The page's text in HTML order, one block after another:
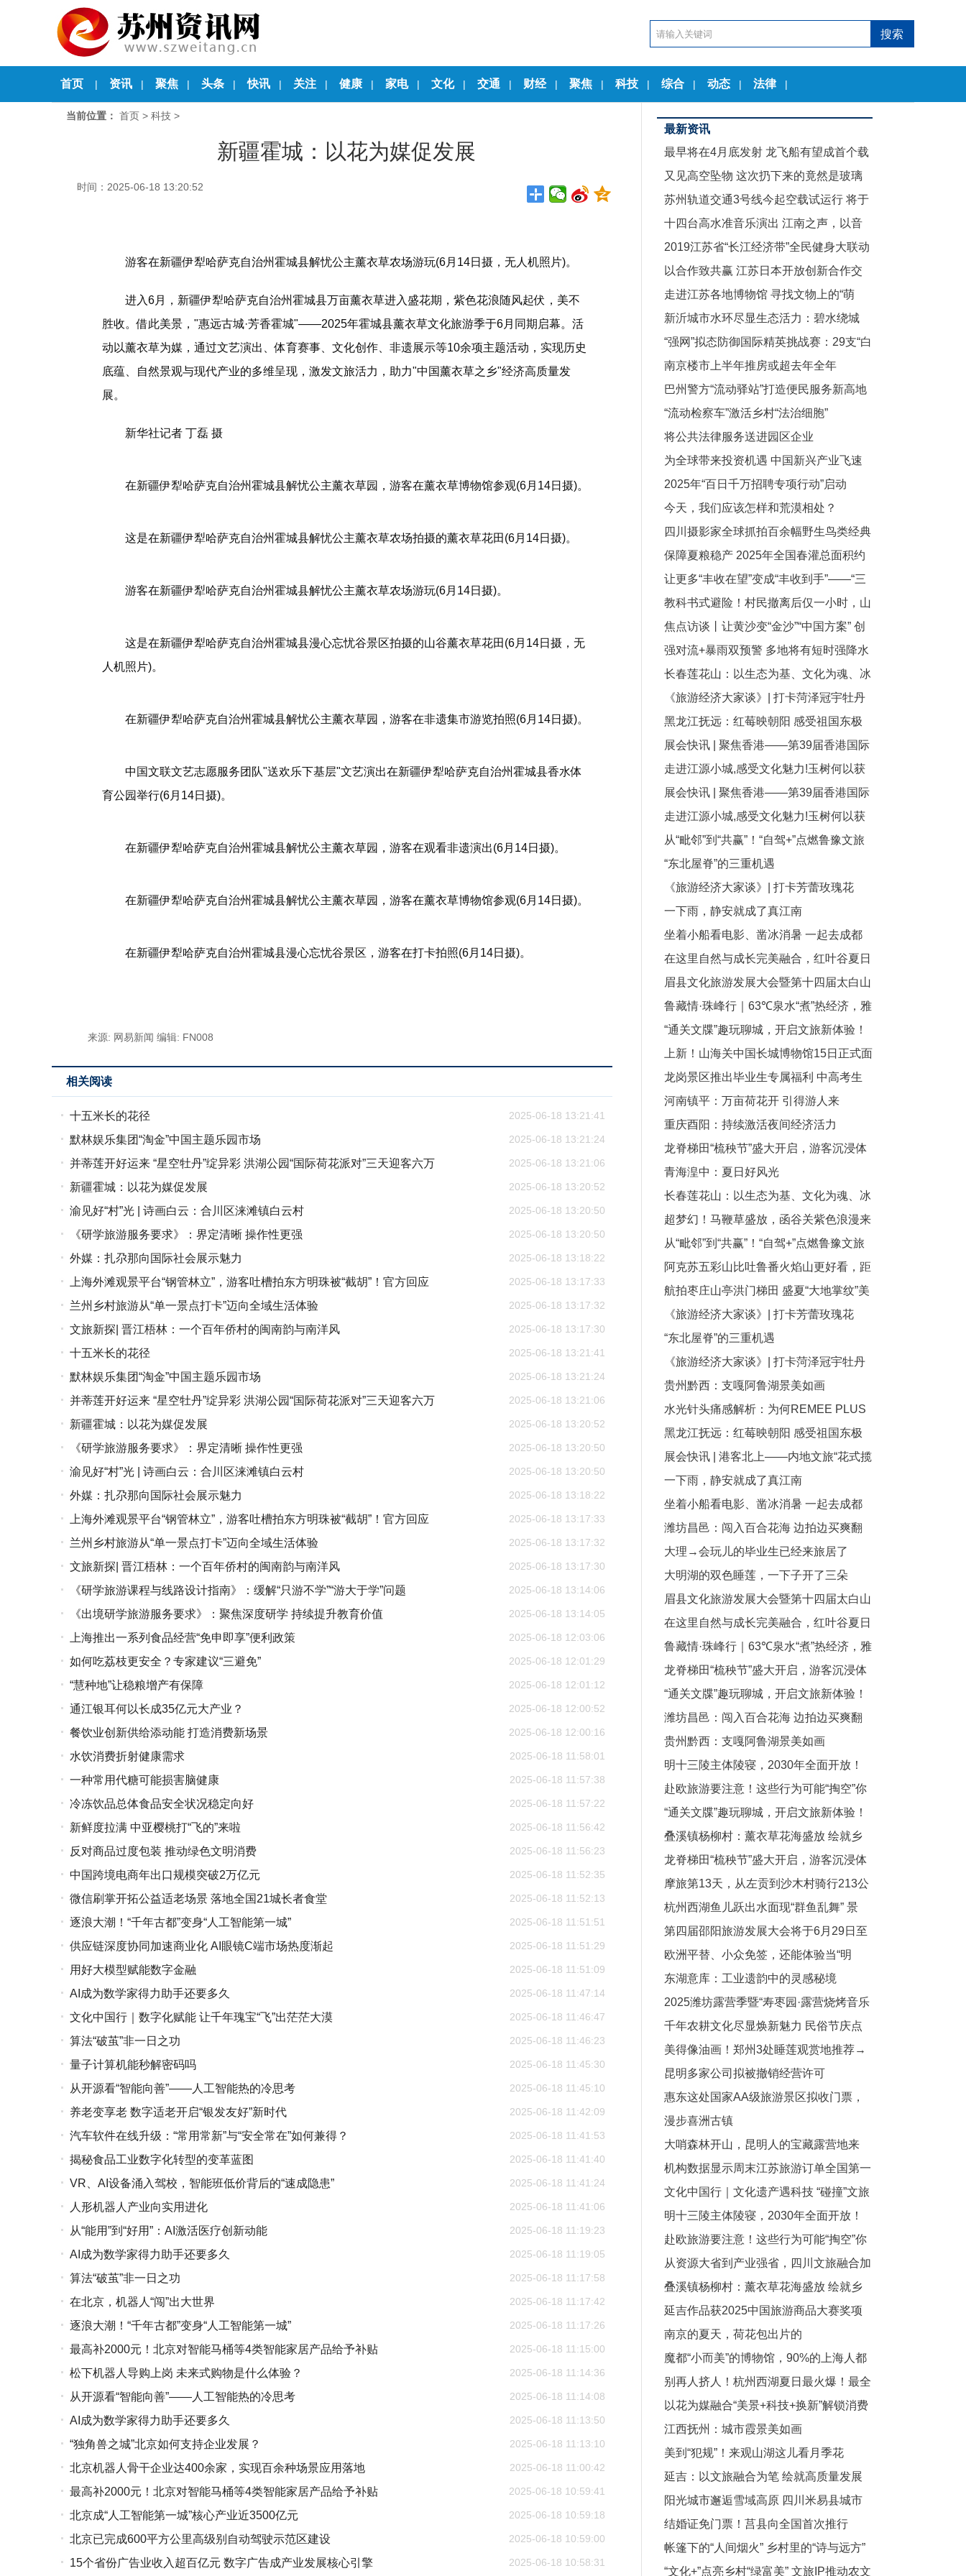
首页 | 资讯 | 聚焦 | 头条 | 快讯 | 关注 | 健康 | 家电 | 文化 | 交通 | 财经 | 聚焦 | 科技 | 综合 | 动态 | 法律 |
当前位置： 首页 > 科技 >
新疆霍城：以花为媒促发展
时间：2025-06-18 13:20:52
游客在新疆伊犁哈萨克自治州霍城县解忧公主薰衣草农场游玩(6月14日摄，无人机照片)。
进入6月，新疆伊犁哈萨克自治州霍城县万亩薰衣草进入盛花期，紫色花浪随风起伏，美不
胜收。借此美景，"惠远古城·芳香霍城"——2025年霍城县薰衣草文化旅游季于6月同期启幕。活
动以薰衣草为媒，通过文艺演出、体育赛事、文化创作、非遗展示等10余项主题活动，实现历史
底蕴、自然景观与现代产业的多维呈现，激发文旅活力，助力"中国薰衣草之乡"经济高质量发
展。
新华社记者 丁磊 摄
在新疆伊犁哈萨克自治州霍城县解忧公主薰衣草园，游客在薰衣草博物馆参观(6月14日摄)。
这是在新疆伊犁哈萨克自治州霍城县解忧公主薰衣草农场拍摄的薰衣草花田(6月14日摄)。
游客在新疆伊犁哈萨克自治州霍城县解忧公主薰衣草农场游玩(6月14日摄)。
这是在新疆伊犁哈萨克自治州霍城县漫心忘忧谷景区拍摄的山谷薰衣草花田(6月14日摄，无
人机照片)。
在新疆伊犁哈萨克自治州霍城县解忧公主薰衣草园，游客在非遗集市游览拍照(6月14日摄)。
中国文联文艺志愿服务团队"送欢乐下基层"文艺演出在新疆伊犁哈萨克自治州霍城县香水体
育公园举行(6月14日摄)。
在新疆伊犁哈萨克自治州霍城县解忧公主薰衣草园，游客在观看非遗演出(6月14日摄)。
在新疆伊犁哈萨克自治州霍城县解忧公主薰衣草园，游客在薰衣草博物馆参观(6月14日摄)。
在新疆伊犁哈萨克自治州霍城县漫心忘忧谷景区，游客在打卡拍照(6月14日摄)。
来源: 网易新闻 编辑: FN008
相关阅读
2025-06-18 13:21:41
十五米长的花径
2025-06-18 13:21:24
默林娱乐集团“淘金”中国主题乐园市场
2025-06-18 13:21:06
并蒂莲开好运来 “星空牡丹”绽异彩 洪湖公园“国际荷花派对”三天迎客六万
2025-06-18 13:20:52
新疆霍城：以花为媒促发展
2025-06-18 13:20:50
渝见好“村”光 | 诗画白云：合川区涞滩镇白云村
2025-06-18 13:20:50
《研学旅游服务要求》：界定清晰 操作性更强
2025-06-18 13:18:22
外媒：扎尕那向国际社会展示魅力
2025-06-18 13:17:33
上海外滩观景平台“钢管林立”，游客吐槽拍东方明珠被“截胡”！官方回应
2025-06-18 13:17:32
兰州乡村旅游从“单一景点打卡”迈向全域生活体验
2025-06-18 13:17:30
文旅新探| 晋江梧林：一个百年侨村的闽南韵与南洋风
2025-06-18 13:21:41
十五米长的花径
2025-06-18 13:21:24
默林娱乐集团“淘金”中国主题乐园市场
2025-06-18 13:21:06
并蒂莲开好运来 “星空牡丹”绽异彩 洪湖公园“国际荷花派对”三天迎客六万
2025-06-18 13:20:52
新疆霍城：以花为媒促发展
2025-06-18 13:20:50
《研学旅游服务要求》：界定清晰 操作性更强
2025-06-18 13:20:50
渝见好“村”光 | 诗画白云：合川区涞滩镇白云村
2025-06-18 13:18:22
外媒：扎尕那向国际社会展示魅力
2025-06-18 13:17:33
上海外滩观景平台“钢管林立”，游客吐槽拍东方明珠被“截胡”！官方回应
2025-06-18 13:17:32
兰州乡村旅游从“单一景点打卡”迈向全域生活体验
2025-06-18 13:17:30
文旅新探| 晋江梧林：一个百年侨村的闽南韵与南洋风
2025-06-18 13:14:06
《研学旅游课程与线路设计指南》：缓解“只游不学”“游大于学”问题
2025-06-18 13:14:05
《出境研学旅游服务要求》：聚焦深度研学 持续提升教育价值
2025-06-18 12:03:06
上海推出一系列食品经营“免申即享”便利政策
2025-06-18 12:01:29
如何吃荔枝更安全？专家建议“三避免”
2025-06-18 12:01:12
“慧种地”让稳粮增产有保障
2025-06-18 12:00:52
通江银耳何以长成35亿元大产业？
2025-06-18 12:00:16
餐饮业创新供给添动能 打造消费新场景
2025-06-18 11:58:01
水饮消费折射健康需求
2025-06-18 11:57:38
一种常用代糖可能损害脑健康
2025-06-18 11:57:22
冷冻饮品总体食品安全状况稳定向好
2025-06-18 11:56:42
新鲜度拉满 中亚樱桃打“飞的”来啦
2025-06-18 11:56:23
反对商品过度包装 推动绿色文明消费
2025-06-18 11:52:35
中国跨境电商年出口规模突破2万亿元
2025-06-18 11:52:13
微信刷掌开拓公益适老场景 落地全国21城长者食堂
2025-06-18 11:51:51
逐浪大潮！“千年古都”变身“人工智能第一城”
2025-06-18 11:51:29
供应链深度协同加速商业化 AI眼镜C端市场热度渐起
2025-06-18 11:51:09
用好大模型赋能数字金融
2025-06-18 11:47:14
AI成为数学家得力助手还要多久
2025-06-18 11:46:47
文化中国行｜数字化赋能 让千年瑰宝“飞”出茫茫大漠
2025-06-18 11:46:23
算法“破茧”非一日之功
2025-06-18 11:45:30
量子计算机能秒解密码吗
2025-06-18 11:45:10
从开源看“智能向善”——人工智能热的冷思考
2025-06-18 11:42:09
养老变享老 数字适老开启“银发友好”新时代
2025-06-18 11:41:53
汽车软件在线升级：“常用常新”与“安全常在”如何兼得？
2025-06-18 11:41:40
揭秘食品工业数字化转型的变革蓝图
2025-06-18 11:41:24
VR、AI设备涌入驾校，智能班低价背后的“速成隐患”
2025-06-18 11:41:06
人形机器人产业向实用进化
2025-06-18 11:19:23
从“能用”到“好用”：AI激活医疗创新动能
2025-06-18 11:19:05
AI成为数学家得力助手还要多久
2025-06-18 11:17:58
算法“破茧”非一日之功
2025-06-18 11:17:42
在北京，机器人“闯”出大世界
2025-06-18 11:17:26
逐浪大潮！“千年古都”变身“人工智能第一城”
2025-06-18 11:15:00
最高补2000元！北京对智能马桶等4类智能家居产品给予补贴
2025-06-18 11:14:36
松下机器人导购上岗 未来式购物是什么体验？
2025-06-18 11:14:08
从开源看“智能向善”——人工智能热的冷思考
2025-06-18 11:13:50
AI成为数学家得力助手还要多久
2025-06-18 11:13:10
“独角兽之城”北京如何支持企业发展？
2025-06-18 11:00:42
北京机器人骨干企业达400余家，实现百余种场景应用落地
2025-06-18 10:59:41
最高补2000元！北京对智能马桶等4类智能家居产品给予补贴
2025-06-18 10:59:18
北京成“人工智能第一城”核心产业近3500亿元
2025-06-18 10:59:00
北京已完成600平方公里高级别自动驾驶示范区建设
2025-06-18 10:58:31
15个省份广告业收入超百亿元 数字广告成产业发展核心引擎
最新资讯
最早将在4月底发射 龙飞船有望成首个载
人商业航天器
又见高空坠物 这次扔下来的竟然是玻璃
茶几
苏州轨道交通3号线今起空载试运行 将于
12月底试运营
十四台高水准音乐演出 江南之声，以音
乐节的名义致敬古典
2019江苏省“长江经济带”全民健身大联动
暨“舞动江苏”无锡赛区启动仪式举行
以合作致共赢 江苏日本开放创新合作交
流会在东京举行
走进江苏各地博物馆 寻找文物上的“萌
娃”们
新沂城市水环尽显生态活力：碧水绕城
绿荫满城
“强网”拟态防御国际精英挑战赛：29支“白
帽黑客”战队谁能突防？
南京楼市上半年推房或超去年全年
巴州警方“流动驿站”打造便民服务新高地
“流动检察车”激活乡村“法治细胞”
将公共法律服务送进园区企业
为全球带来投资机遇 中国新兴产业飞速
发展获点赞
2025年“百日千万招聘专项行动”启动
今天，我们应该怎样和荒漠相处？
四川摄影家全球抓拍百余幅野生鸟类经典
图片在成都高校展出
保障夏粮稳产 2025年全国春灌总面积约
4.3亿亩
让更多“丰收在望”变成“丰收到手”——“三
夏”机收减损一线观察
教科书式避险！村民撤离后仅一小时，山
体轰然滑坡
焦点访谈丨让黄沙变“金沙”“中国方案” 创
造更多绿色奇迹
强对流+暴雨双预警 多地将有短时强降水
天气 局地将有大暴雨
长春莲花山：以生态为基、文化为魂、冰
雪为翼 打造全国文旅产业新高地
《旅游经济大家谈》| 打卡菏泽冠宇牡丹
园，感受这场跨越千年的国色盛宴
黑龙江抚远：红莓映朝阳 感受祖国东极
好风光
展会快讯 | 聚焦香港——第39届香港国际
旅游展盛大收官！
走进江源小城,感受文化魅力!玉树何以获
评国家级文化生态保护区?
展会快讯 | 聚焦香港——第39届香港国际
旅游展盛大收官！
走进江源小城,感受文化魅力!玉树何以获
评国家级文化生态保护区?
从“毗邻”到“共赢”！“自驾+”点燃鲁豫文旅
共同体“新引擎”
“东北屋脊”的三重机遇
《旅游经济大家谈》| 打卡芳蕾玫瑰花
乡，共赴一场纯粹的“花之盛宴”
一下雨，静安就成了真江南
坐着小船看电影、凿冰消暑 一起去成都
铁像寺水街过夏天
在这里自然与成长完美融合，红叶谷夏日
研习计划火热报名中！
眉县文化旅游发展大会暨第十四届太白山
旅游登山大会启动
鲁藏情·珠峰行｜63℃泉水“煮”热经济，雅
江北岸建起温泉小镇
“通关文牒”趣玩聊城，开启文旅新体验！
上新！山海关中国长城博物馆15日正式面
向公众开放
龙岗景区推出毕业生专属福利 中高考生
享门票优惠开启毕业之旅
河南镇平：万亩荷花开 引得游人来
重庆酉阳：持续激活夜间经济活力
龙脊梯田“梳秧节”盛大开启，游客沉浸体
验农耕文化
青海湟中：夏日好风光
长春莲花山：以生态为基、文化为魂、冰
雪为翼 打造全国文旅产业新高地
超梦幻！马鞭草盛放，函谷关紫色浪漫来
袭
从“毗邻”到“共赢”！“自驾+”点燃鲁豫文旅
共同体“新引擎”
阿克苏五彩山比吐鲁番火焰山更好看，距
独库公路终点仅200公里
航拍枣庄山亭洪门梯田 盛夏“大地掌纹”美
如画卷
《旅游经济大家谈》| 打卡芳蕾玫瑰花
乡，共赴一场纯粹的“花之盛宴”
“东北屋脊”的三重机遇
《旅游经济大家谈》| 打卡菏泽冠宇牡丹
园，感受这场跨越千年的国色盛宴
贵州黔西：支嘎阿鲁湖景美如画
水光针头痛感解析：为何REMEE PLUS
九针能减轻注射疼痛？
黑龙江抚远：红莓映朝阳 感受祖国东极
好风光
展会快讯 | 港客北上——内地文旅“花式揽
客”实处浑身解数
一下雨，静安就成了真江南
坐着小船看电影、凿冰消暑 一起去成都
铁像寺水街过夏天
潍坊昌邑：闯入百合花海 边拍边买爽翻
天
大理→会玩儿的毕业生已经来旅居了
大明湖的双色睡莲，一下子开了三朵
眉县文化旅游发展大会暨第十四届太白山
旅游登山大会启动
在这里自然与成长完美融合，红叶谷夏日
研习计划火热报名中！
鲁藏情·珠峰行｜63℃泉水“煮”热经济，雅
江北岸建起温泉小镇
龙脊梯田“梳秧节”盛大开启，游客沉浸体
验农耕文化
“通关文牒”趣玩聊城，开启文旅新体验！
潍坊昌邑：闯入百合花海 边拍边买爽翻
天
贵州黔西：支嘎阿鲁湖景美如画
明十三陵主体陵寝，2030年全面开放！
赴欧旅游要注意！这些行为可能“掏空”你
的钱包
“通关文牒”趣玩聊城，开启文旅新体验！
叠溪镇杨柳村：薰衣草花海盛放 绘就乡
村旅游新图景
龙脊梯田“梳秧节”盛大开启，游客沉浸体
验农耕文化
摩旅第13天，从左贡到沙木村骑行213公
里，花费96元
杭州西湖鱼儿跃出水面现“群鱼乱舞” 景
区：非水域流速影响，数量大较罕见
第四届邵阳旅游发展大会将于6月29日至
30日在武冈举行
欧洲平替、小众免签，还能体验当“明
星”？
东湖意库：工业遗韵中的灵感秘境
2025潍坊露营季暨“寿枣园·露营烧烤音乐
节”启动
千年农耕文化尽显焕新魅力 民俗节庆点
燃游客热情 撬动消费热潮
美得像油画！郑州3处睡莲观赏地推荐→
昆明多家公司拟被撤销经营许可
惠东这处国家AA级旅游景区拟收门票，
有意见建议尽管提
漫步喜洲古镇
大哨森林开山，昆明人的宝藏露营地来
了！
机构数据显示周末江苏旅游订单全国第一
文化中国行｜文化遗产遇科技 “碰撞”文旅
新场景
明十三陵主体陵寝，2030年全面开放！
赴欧旅游要注意！这些行为可能“掏空”你
的钱包
从资源大省到产业强省，四川文旅融合加
速
叠溪镇杨柳村：薰衣草花海盛放 绘就乡
村旅游新图景
延吉作品获2025中国旅游商品大赛奖项
南京的夏天，荷花包出片的
魔都“小而美”的博物馆，90%的上海人都
没逛全！
别再人挤人！杭州西湖夏日最火爆！最全
攻略带你逛吃！
以花为媒融合“美景+科技+换新”解锁消费
新体验 释放经济新活力
江西抚州：城市霞景美如画
美到“犯规”！来观山湖这儿看月季花
延吉：以文旅融合为笔 绘就高质量发展
新图景
阳光城市邂逅雪域高原 四川米易县城市
推介活动即将走进西藏
结婚证免门票！莒县向全国首次推行
帐篷下的“人间烟火” 乡村里的“诗与远方”
“文化+”点亮乡村“绿富美” 文旅IP推动农文